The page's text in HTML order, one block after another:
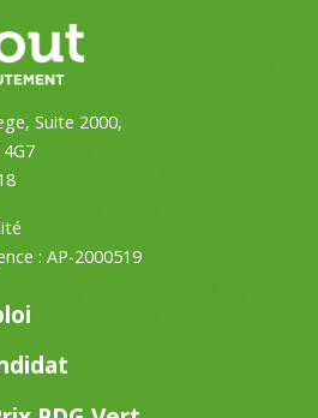
Suite 2000,
: AP-2000519